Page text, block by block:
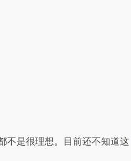
不是很理想。目前还不知道这